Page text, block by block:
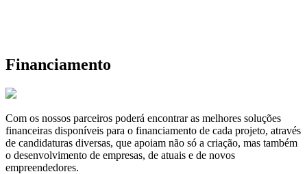
Financiamento
Com os nossos parceiros poderá encontrar as melhores soluções
financeiras disponíveis para o financiamento de cada projeto, através
de candidaturas diversas, que apoiam não só a criação, mas também
o desenvolvimento de empresas, de atuais e de novos
empreendedores.